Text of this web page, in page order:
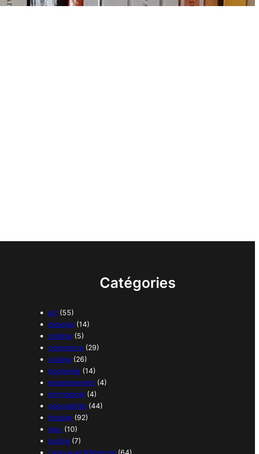
Catégories
art (55)
biologie (14)
cinéma (5)
commerce (29)
cuisine (26)
économie (14)
enseignement (4)
étymologie (4)
géographie (44)
histoire (92)
jeux (10)
justice (7)
Langue et littérature (64)